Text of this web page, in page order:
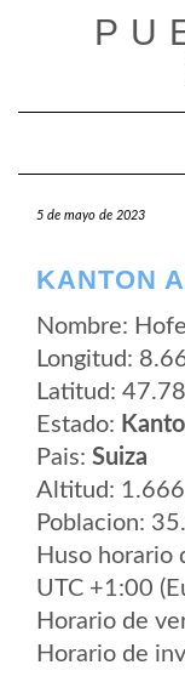
5 de mayo de 2023
KANTON
Nombre:
Longitud:
Latitud:
Estado:
Pais: Suiza
Altitud: 1.666
Poblacion:
Huso horario
UTC +1:00
Horario de
Horario de